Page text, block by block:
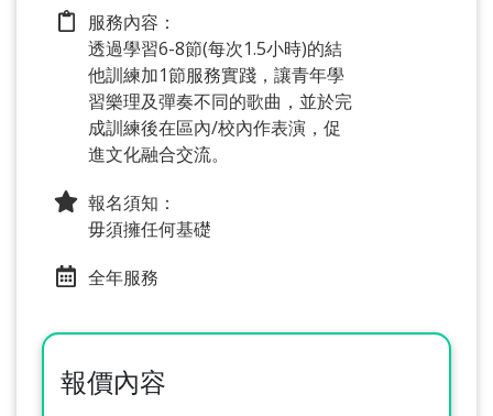
服務內容：
透過學習6-8節(每次1.5小時)的結
他訓練加1節服務實踐，讓青年學
習樂理及彈奏不同的歌曲，並於完
成訓練後在區內/校內作表演，促
進文化融合交流。
報名須知：
毋須擁任何基礎
全年服務
報價內容